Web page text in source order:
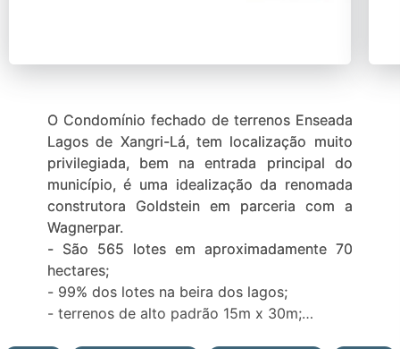
O Condomínio fechado de terrenos Enseada
Lagos de Xangri-Lá, tem localização muito
privilegiada, bem na entrada principal do
município, é uma idealização da renomada
construtora Goldstein em parceria com a
Wagnerpar.
- São 565 lotes em aproximadamente 70
hectares;
- 99% dos lotes na beira dos lagos;
- terrenos de alto padrão 15m x 30m;